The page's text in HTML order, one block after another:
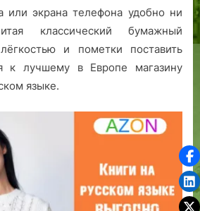
или экрана телефона удобно ни
классический бумажный
и пометки поставить
к лучшему в Европе магазину
языке.